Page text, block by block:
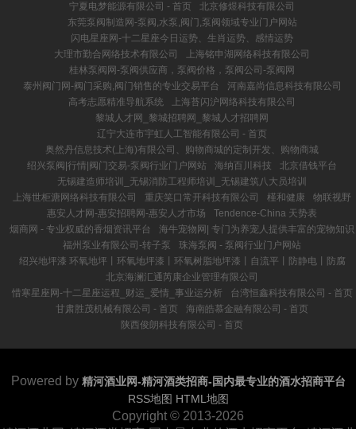
宁夏电梦能源有限公司 - 首页
北京修煜科技有限公司
东莞泵阀制造网-泵阀,水泵,阀门,泵阀领域专业门户网站
闪电星座网-十二星座今日运势、生肖运势、感情运势
大理市勤合网络技术有限公司
上海铭申湖网络科技有限公司
桂林泵阀网-泵阀供应商，泵阀价格，泵阀公司-泵阀网
泰州阀门网-阀门采购,阀门销售的专业交易平台
河南嘉尚信息科技有限公司
高考志愿精准导航系统
上海苔闪沪网络科技有限公司
黎城人才网_黎城招聘网_黎城人才招聘网
辽宁大连市宇虹人工智能有限公司 - 首页
奥然丹信息技术(上海)有限公司、购物商城的定制开发、购物商城
绍兴泵阀|行情|阀门交易-泵阀行业门户网站
海纳百川科技
北京借钱平台
无锡建造师培训_无锡消防工程师培训_无锡建筑八大员培训
上海世柜溏网络科技有限公司
重庆笑口常开科技有限公司 槿和健康
物联视野
惠安人才网-惠安招聘网-惠安人才市场
Tendence-China 天势表
烟商网 - 专业权威的香烟资讯平台
海牛宠物网| 专门为养宠人提供丰富的宠物知识
福州泵业有限公司-转子泵
珠海泵阀 - 泵阀行业门户网站
绍兴地坪漆 环氧地坪丨环氧地坪漆丨环氧树脂地坪漆丨自流平丨防静电丨防腐
北京海澜汇通芮康企业管理有限公司
惜寒星座网-十二星座运程_财运_爱情_事业运分析
台湾恒鑫科技有限公司 - 首页
甘肃胜茂机械有限公司 - 首页
海南皓慕金融有限公司 - 首页
陕西俊朗科技有限公司 - 首页
Powered by 精河酒业网-精河酒类招商-国内最专业的酒水招商平台
RSS地图 HTML地图
Copyright © 2013-2026